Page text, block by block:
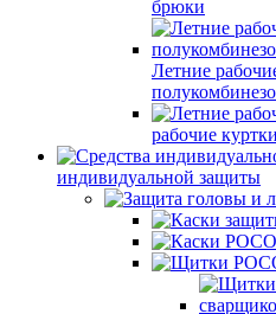
брюки
Летние
рабочие
индивидуальной защиты